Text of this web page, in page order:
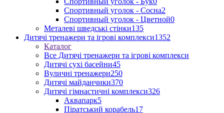
Спортивный уголок - Сосна2
Спортивный уголок - Цветной0
Металеві шведські стінки135
Дитячі тренажери та ігрові комплекси1352
Каталог
Все Дитячі тренажери та ігрові комплекси
Дитячі сухі басейни45
Вуличні тренажери250
Дитячі майданчики370
Дитячі гімнастичні комплекси326
Аквапарк5
Піратський корабель17